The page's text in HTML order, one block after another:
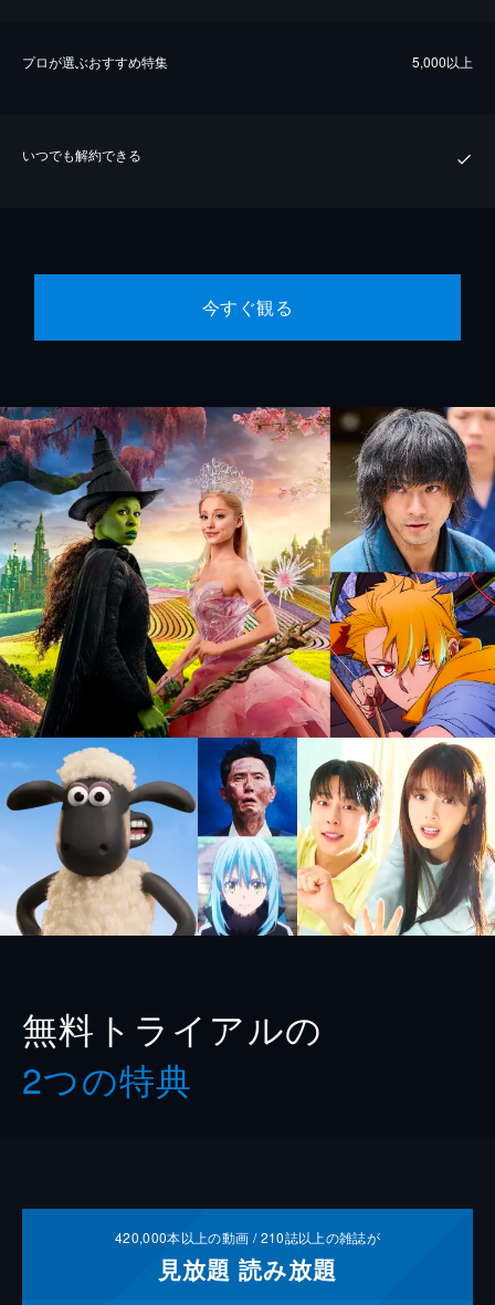
プロが選ぶおすすめ特集 5,000以上
いつでも解約できる
今すぐ観る
無料トライアルの
2つの特典
420,000本以上の動画 /210誌以上の雑誌が
見放題 読み放題